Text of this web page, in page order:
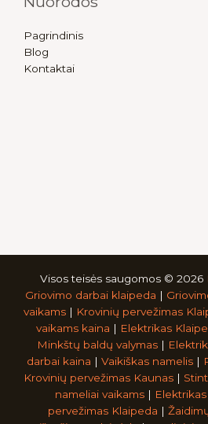
Pagrindinis
Blog
Kontaktai
Visos teisės saugomos © 2026
Griovimo darbai klaipeda |
vaikams | Krovinių pervežimas
vaikams kaina | Elektrikas
Minkštų baldų valymas|
darbai kaina | Vaikiškas namelis|
Krovinių pervežimas Kaunas |
nameliai vaikams|
pervežimas Klaipeda |